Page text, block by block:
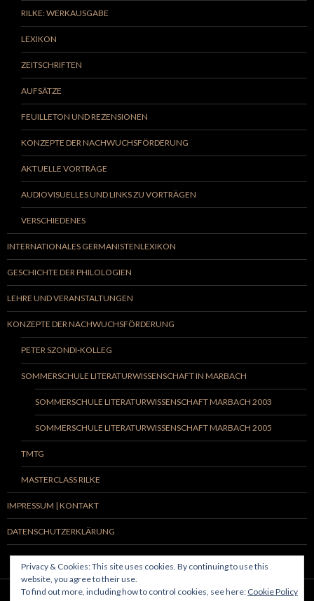
RILKE: WERKAUSGABE
LEXIKON
ZEITSCHRIFTEN
AUFSÄTZE
FEUILLETON UND REZENSIONEN
KONZEPTE DER NACHWUCHSFÖRDERUNG
AKTUELLE VORTRÄGE
AUDIOVISUELLES UND LINKS ZU VORTRÄGEN
VERSCHIEDENES
INTERNATIONALES GERMANISTENLEXIKON
GESCHICHTE DER PHILOLOGIEN
LEHRE UND VERANSTALTUNGEN
KONZEPTE DER NACHWUCHSFÖRDERUNG
PETER SZONDI-KOLLEG
SOMMERSCHULE LITERATURWISSENSCHAFT IN MARBACH
SOMMERSCHULE LITERATURWISSENSCHAFT MARBACH 2003
SOMMERSCHULE LITERATURWISSENSCHAFT MARBACH 2005
TMTG
MASTERCLASS RILKE
IMPRESSUM | KONTAKT
DATENSCHUTZERKLÄRUNG
Privacy & Cookies: This site uses cookies. By continuing to use this
website, you agree to their use.
To find out more, including how to control cookies, see here: Cookie Policy